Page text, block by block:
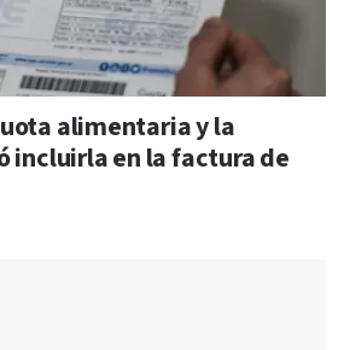
alimentaria y la
incluirla en la factura de